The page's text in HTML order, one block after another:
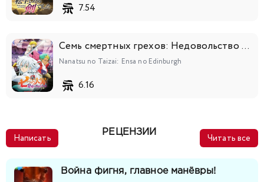
7.54
Семь смертных грехов: Недовольство Эдинбурга
Nanatsu no Taizai: Ensa no Edinburgh
6.16
Написать
РЕЦЕНЗИИ
Читать все
Война фигня, главное манёвры!